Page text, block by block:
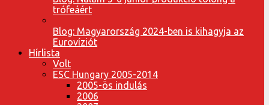
trófeáért
Blog: Magyarország 2024-ben is kihagyja az
Eurovíziót
Hírlista
Volt
ESC Hungary 2005-2014
2005-ös indulás
2006